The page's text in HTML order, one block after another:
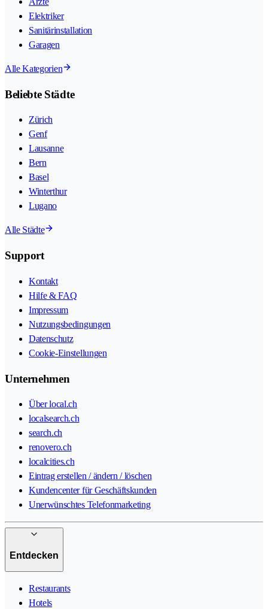
Elektriker
Sanitärinstallation
Garagen
Alle Kategorien
Beliebte Städte
Zürich
Genf
Lausanne
Bern
Basel
Winterthur
Lugano
Alle Städte
Support
Kontakt
Hilfe & FAQ
Impressum
Nutzungsbedingungen
Datenschutz
Cookie-Einstellungen
Unternehmen
Über local.ch
localsearch.ch
search.ch
renovero.ch
localcities.ch
Eintrag erstellen / ändern / löschen
Kundencenter für Geschäftskunden
Unerwünschtes Telefonmarketing
Entdecken
Restaurants
Hotels